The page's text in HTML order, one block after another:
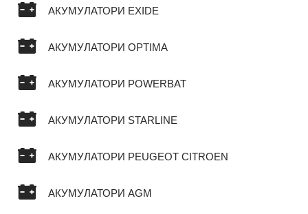
АКУМУЛАТОРИ EXIDE
АКУМУЛАТОРИ OPTIMA
АКУМУЛАТОРИ POWERBAT
АКУМУЛАТОРИ STARLINE
АКУМУЛАТОРИ PEUGEOT CITROEN
АКУМУЛАТОРИ AGM